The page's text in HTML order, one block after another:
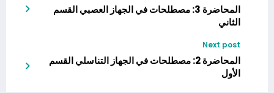
المحاضرة 3: مصطلحات في الجهاز العصبي القسم
الثاني
Next post
المحاضرة 2: مصطلحات في الجهاز التناسلي القسم
الأول